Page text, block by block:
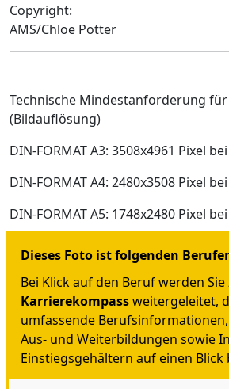
Copyright:
AMS/Chloe Potter
Technische Mindestanforderung
(Bildauflösung)
DIN-FORMAT A3: 3508x4961 Pixel
DIN-FORMAT A4: 2480x3508 Pixel
DIN-FORMAT A5: 1748x2480 Pixel
Dieses Foto ist folgenden
Bei Klick auf den Beruf werden Sie
Karrierekompassweitergeleitet,
umfassende
Aus- und Weiterbildungen sowie
Einstiegsgehältern auf einen Blick